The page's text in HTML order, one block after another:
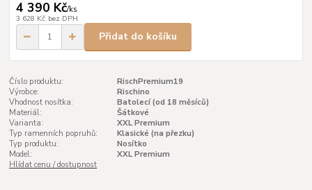
4 390 Kč/ks
3 628 Kč bez DPH
Přidat do košíku
Číslo produktu:
RischPremium19
Výrobce:
Rischino
Vhodnost nosítka:
Batolecí (od 18 měsíců)
Materiál:
Šátkové
Varianta:
XXL Premium
Typ ramenních popruhů:
Klasické (na přezku)
Typ produktu:
Nosítko
Model:
XXL Premium
Hlídat cenu / dostupnost